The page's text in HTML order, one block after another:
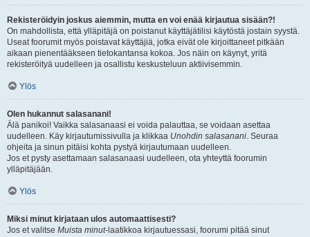
Rekisteröidyin joskus aiemmin, mutta en voi enää kirjautua sisään?!
On mahdollista, että ylläpitäjä on poistanut käyttäjätilisi käytöstä jostain syystä.
Useat foorumit myös poistavat käyttäjiä, jotka eivät ole kirjoittaneet pitkään
aikaan pienentääkseen tietokantansa kokoa. Jos näin on käynyt, yritä
rekisteröityä uudelleen ja osallistu keskusteluun aktiivisemmin.
Ylös
Olen hukannut salasanani!
Älä panikoi! Vaikka salasanaasi ei voida palauttaa, se voidaan asettaa
uudelleen. Käy kirjautumissivulla ja klikkaa Unohdin salasanani. Seuraa
ohjeita ja sinun pitäisi kohta pystyä kirjautumaan uudelleen.
Jos et pysty asettamaan salasanaasi uudelleen, ota yhteyttä foorumin
ylläpitäjään.
Ylös
Miksi minut kirjataan ulos automaattisesti?
Jos et valitse Muista minut-laatikkoa kirjautuessasi, foorumi pitää sinut